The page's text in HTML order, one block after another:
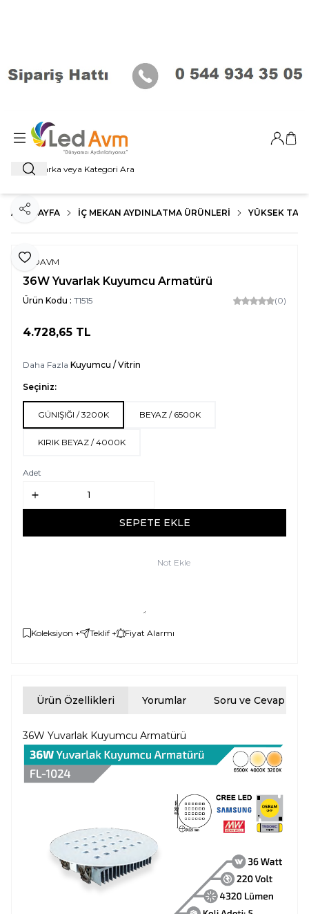
Ara
Giriş
ANA SAYFA İÇ MEKAN AYDINLATMA ÜRÜNLERI YÜKSEK
Favoriye Ekle
Paylaş
LEDAVM
36W Yuvarlak Kuyumcu Armatürü
Ürün Kodu : T1515 (0)
4.728,65 TL
Daha Fazla Kuyumcu / Vitrin
Seçiniz:
GÜNIŞIĞI / 3200K BEYAZ / 6500K
KIRIK BEYAZ / 4000K
Adet
SEPETE EKLE
Not Ekle
Koleksiyon + Teklif + Fiyat Alarmı
Ürün Özellikleri Yorumlar Soru ve Cevap
36W Yuvarlak Kuyumcu Armatürü